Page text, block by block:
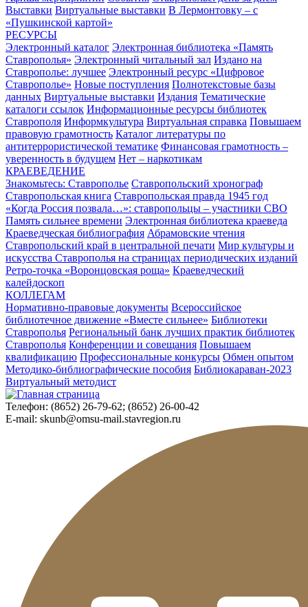
Выставки Виртуальные выставки В Лермонтовку – с
«Пушкинской картой»
РЕСУРСЫ
Электронный каталог Электронная библиотека «Память
Ставрополья» Электронный читальный зал Издано на
Ставрополье: лучшее Электронный ресурс «Цифровое
Ставрополье» Новые поступления Полнотекстовые базы
данных Виртуальные выставки Издания Тематические
каталоги ссылок Информационные ресурсы библиотек
Ставрополя Информкультура Виртуальная справка Повышаем
правовую грамотность Каталог литературы по
антитеррористической тематике Финансовая грамотность –
уверенность в будущем Нет – наркотикам
КРАЕВЕДЕНИЕ
Знакомьтесь: Ставрополье Ставропольский хронограф
Ставропольская книга Ставропольская правда 1945 год
«Когда Россия позвала…»: ставропольцы – участники СВО
Память сильнее времени Электронная библиотека краеведа
Краеведческая библиография Абрамовские чтения
Ставропольский край в центральной печати Мир культуры и
искусства Ставрополья на страницах периодических изданий
Ретро-точка «Воронцовская роща» Краеведческий
калейдоскоп
КОЛЛЕГАМ
Нормативно-правовые документы Всероссийское
библиотечное движение «Вместе сильнее» Библиотеки
Ставрополья Региональный банк лучших практик библиотек
Ставрополья Конференции и совещания Повышаем
квалификацию Профессиональные конкурсы Обмен опытом
Методико-библиографические пособия Библиокараван-2023
Виртуальный методист
Телефон: (8652) 26-79-62; (8652) 26-00-42
E-mail: skunb@omsu-mail.stavregion.ru